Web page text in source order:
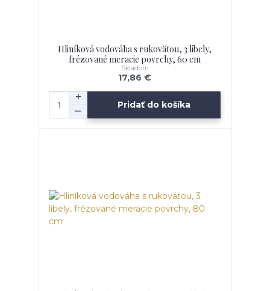
Hliníková vodováha s rukoväťou, 3 libely,
frézované meracie povrchy, 60 cm
17,86 €
Skladom
Pridať do košíka